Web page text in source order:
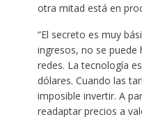
otra mitad está en
“El secreto es muy
ingresos, no se
redes. La tecnología
dólares. Cuando las
imposible invertir. A
readaptar precios a